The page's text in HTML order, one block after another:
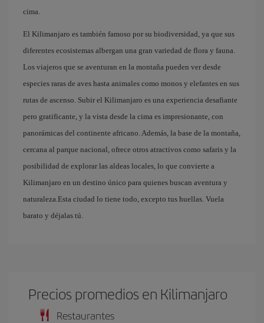
cima.
El Kilimanjaro es también famoso por su biodiversidad, ya que sus
diferentes ecosistemas albergan una gran variedad de flora y fauna.
Los viajeros que se aventuran en la montaña pueden ver desde
especies raras de aves hasta animales como monos y elefantes en sus
rutas de ascenso. Subir el Kilimanjaro es una experiencia desafiante
pero gratificante, y la vista desde la cima es impresionante, con
panorámicas del continente africano. Además, la base de la montaña,
cercana al parque nacional, ofrece otros atractivos como safaris y la
posibilidad de explorar las aldeas locales, lo que convierte a
Kilimanjaro en un destino único para quienes buscan aventura y
naturaleza.Esta ciudad lo tiene todo, excepto tus huellas. Vuela
barato y déjalas tú.
Precios promedios en Kilimanjaro
Restaurantes